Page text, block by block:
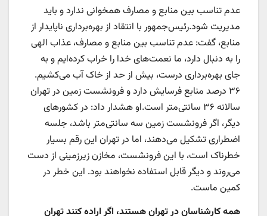
عدم تناسب بین منابع و مصارف همخوانی ندارد و باید
مدیریت شود.رئیس‌جمهور با انتقاد از بهره‌برداری ناپایدار از
منابع، گفت: عدم تناسب بین منابع و مصارف، عذاب الهی
را به دنبال دارد، ما نعمت‌های خدا را خراب کرده‌ایم و به
جای بهره‌برداری درست، بیش از حد از خاک آب می‌کشیم.
۳۶ درصد منابع فرسایش دارد و فرونشست زمین در تهران
سالانه ۳۶ سانتی‌متر است.او هشدار داد: در کشورهای
دیگر، اگر فرونشست زمین سه سانتی‌متر باشد، جلسه
اضطراری تشکیل می‌دهند، اما در تهران این رقم بسیار
خطرناک است، با این فرونشست، مخازن زیرزمینی از دست
می‌روند و دیگر قابل استفاده نخواهند بود. این خطر در
کمین ماست.
همه کارشناسان در تهران هستند، اگر اراده کنند تهران